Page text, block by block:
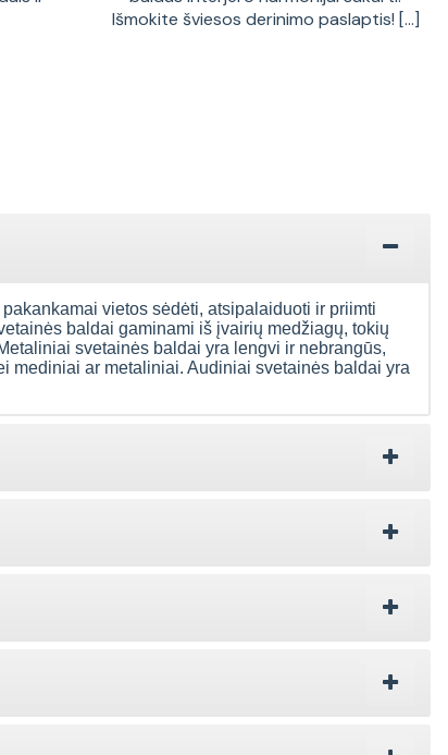
Išmokite šviesos derinimo paslaptis! [...]
vietos sėdėti, atsipalaiduoti ir priimti
baldai gaminami iš įvairių medžiagų, tokių
svetainės baldai yra lengvi ir nebrangūs,
mediniai ar metaliniai. Audiniai svetainės baldai yra